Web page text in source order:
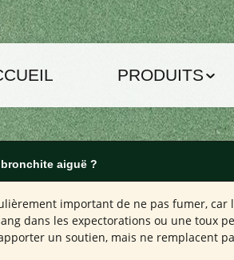
PRODUITS
aiguë ?
important de ne pas fumer,
dans les expectorations ou une toux
un soutien, mais ne remplacent